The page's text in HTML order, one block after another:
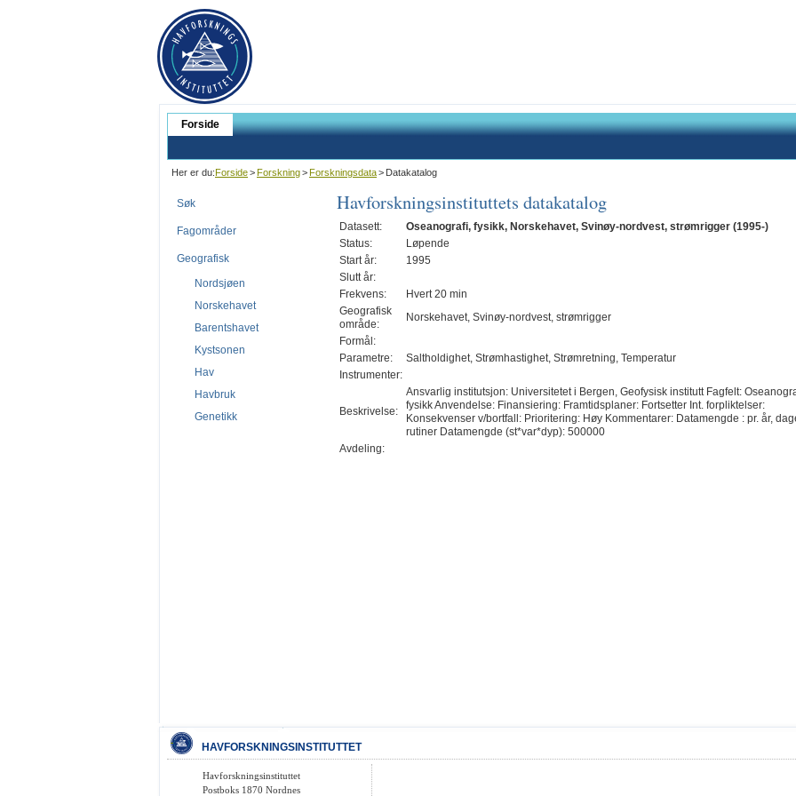
Forside
Her er du:Forside>Forskning>Forskningsdata> Datakatalog
Søk
Fagområder
Geografisk
Nordsjøen
Norskehavet
Barentshavet
Kystsonen
Hav
Havbruk
Genetikk
Havforskningsinstituttets datakatalog
Datasett:
Oseanografi, fysikk, Norskehavet, Svinøy-nordvest, strømrigger (1995-)
Status:
Løpende
Start år:
1995
Slutt år:
Frekvens:
Hvert 20 min
Geografisk
område:
Norskehavet, Svinøy-nordvest, strømrigger
Formål:
Parametre:
Saltholdighet, Strømhastighet, Strømretning, Temperatur
Instrumenter:
Beskrivelse:
Ansvarlig institutsjon: Universitetet i Bergen, Geofysisk institutt Fagfelt:
fysikk Anvendelse: Finansiering: Framtidsplaner: Fortsetter Int. forpliktelser:
Konsekvenser v/bortfall: Prioritering: Høy Kommentarer: Datamengde : pr. år,
rutiner Datamengde (st*var*dyp): 500000
Avdeling:
HAVFORSKNINGSINSTITUTTET
Havforskningsinstituttet
Postboks 1870 Nordnes